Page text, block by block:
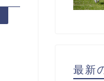
最新